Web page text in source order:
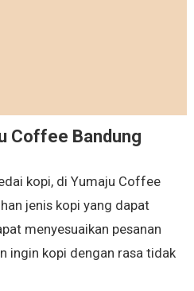
Coffee Bandung
kopi, di Yumaju Coffee
jenis kopi yang dapat
menyesuaikan pesanan
ingin kopi dengan rasa tidak